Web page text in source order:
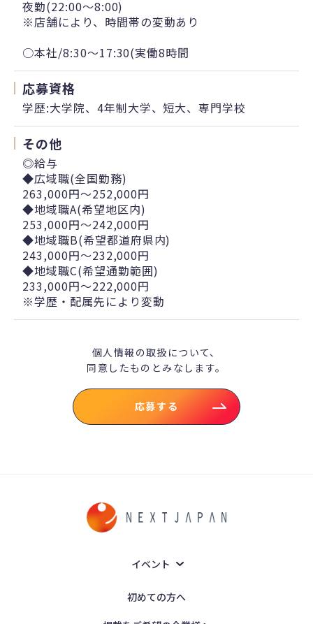
夜勤(22:00～8:00)
※店舗により、時間帯の変動あり
○本社/8:30～17:30(実働8時間
応募資格
学歴:大学院、4年制大学、短大、専門学校
その他
◎給与
◆広域職(全国勤務)
263,000円～252,000円
◆地域職A(希望地区内)
253,000円～242,000円
◆地域職B(希望都道府県内)
243,000円～232,000円
◆地域職C(希望通勤範囲)
233,000円～222,000円
※学歴・配属先により変動
個人情報の取扱について、
同意したものとみなします。
応募する
イベント
初めての方へ